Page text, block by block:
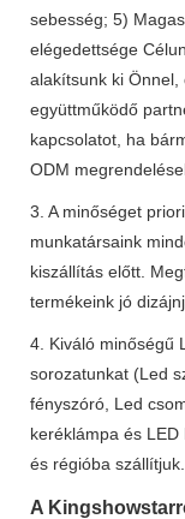
sebesség; 5)
elégedettsége
alakítsunk ki
együttműködő
kapcsolatot, ha
ODM
3. A minőséget
munkatársaink
kiszállítás előtt.
termékeink jó
4. Kiváló minőségű
sorozatunkat (Led
fényszóró, Led
keréklámpa és
és régióba szállítjuk.
A